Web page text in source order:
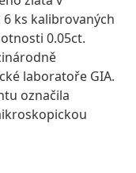
ks kalibrovaných
0.05ct.
laboratoře GIA.
označila